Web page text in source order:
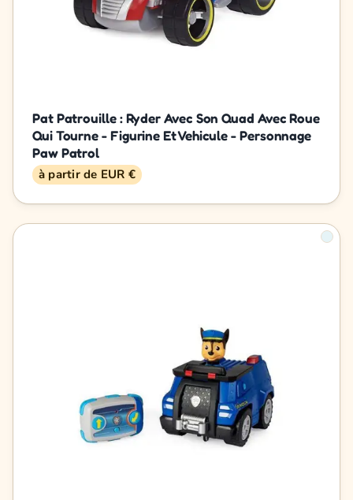
Pat Patrouille : Ryder Avec Son Quad Avec Roue
Qui Tourne - Figurine Et Vehicule - Personnage
Paw Patrol
à partir de EUR €